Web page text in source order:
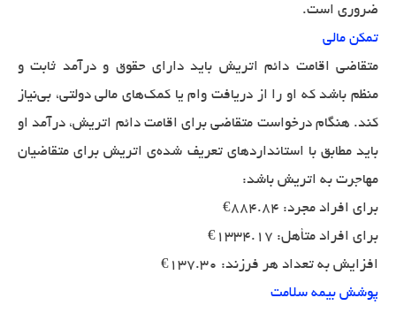
ضروری است.
تمکن مالی
متقاضی اقامت دائم اتریش باید دارای حقوق و درآمد ثابت و
منظم باشد که او را از دریافت وام یا کمک‌های مالی دولتی، بی‌نیاز
کند. هنگام درخواست متقاضی برای اقامت دائم اتریش، درآمد او
باید مطابق با استانداردهای تعریف شده‌‌ی اتریش برای متقاضیان
مهاجرت به اتریش باشد:
برای افراد مجرد: 884.84€
برای افراد متأهل: 1334.17€
افزایش به تعداد هر فرزند: 137.30€
پوشش بیمه سلامت